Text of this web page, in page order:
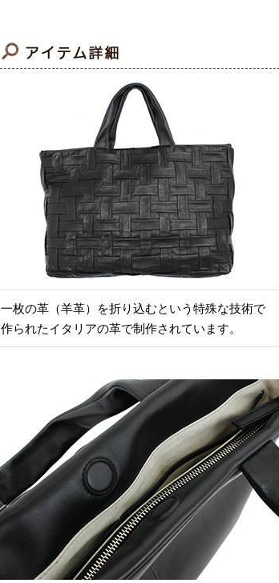
一枚の革（羊革）を折り込むという特殊な技術で
作られたイタリアの革で制作されています。